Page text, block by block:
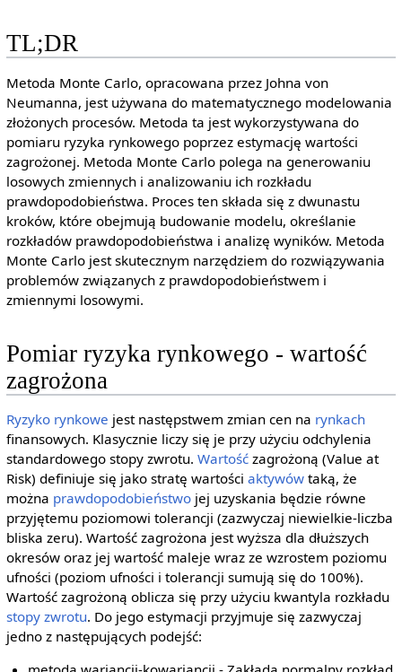
TL;DR
Metoda Monte Carlo, opracowana przez Johna von
Neumanna, jest używana do matematycznego modelowania
złożonych procesów. Metoda ta jest wykorzystywana do
pomiaru ryzyka rynkowego poprzez estymację wartości
zagrożonej. Metoda Monte Carlo polega na generowaniu
losowych zmiennych i analizowaniu ich rozkładu
prawdopodobieństwa. Proces ten składa się z dwunastu
kroków, które obejmują budowanie modelu, określanie
rozkładów prawdopodobieństwa i analizę wyników. Metoda
Monte Carlo jest skutecznym narzędziem do rozwiązywania
problemów związanych z prawdopodobieństwem i
zmiennymi losowymi.
Pomiar ryzyka rynkowego - wartość
zagrożona
Ryzyko rynkowe jest następstwem zmian cen na rynkach
finansowych. Klasycznie liczy się je przy użyciu odchylenia
standardowego stopy zwrotu. Wartośćzagrożoną (Value at
Risk) definiuje się jako stratę wartości aktywówtaką, że
można prawdopodobieństwojej uzyskania będzie równe
przyjętemu poziomowi tolerancji (zazwyczaj niewielkie-liczba
bliska zeru). Wartość zagrożona jest wyższa dla dłuższych
okresów oraz jej wartość maleje wraz ze wzrostem poziomu
ufności (poziom ufności i tolerancji sumują się do 100%).
Wartość zagrożoną oblicza się przy użyciu kwantyla rozkładu
stopy zwrotu. Do jego estymacji przyjmuje się zazwyczaj
jedno z następujących podejść: